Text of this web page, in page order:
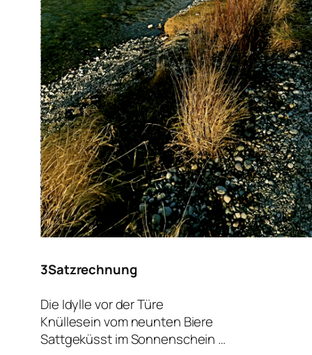
3Satzrechnung
Die Idylle vor der Türe
Knüllesein vom neunten Biere
Sattgeküsst im Sonnenschein …